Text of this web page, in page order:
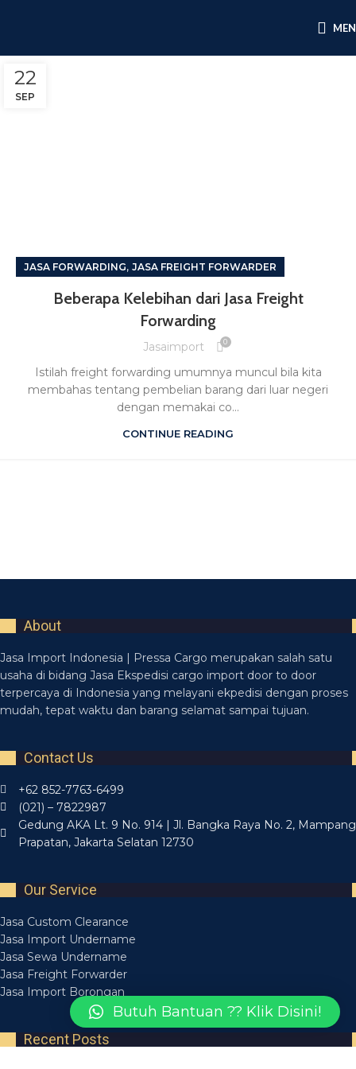
22
SEP
JASA FORWARDING, JASA FREIGHT FORWARDER
Beberapa Kelebihan dari Jasa Freight
Forwarding
Jasaimport 0
Istilah freight forwarding umumnya muncul bila kita
membahas tentang pembelian barang dari luar negeri
dengan memakai co...
CONTINUE READING
About
Jasa Import Indonesia | Pressa Cargo merupakan salah satu
usaha di bidang Jasa Ekspedisi cargo import door to door
terpercaya di Indonesia yang melayani ekpedisi dengan proses
mudah, tepat waktu dan barang selamat sampai tujuan.
Contact Us
+62 852-7763-6499
(021) – 7822987
Gedung AKA Lt. 9 No. 914 | Jl. Bangka Raya No. 2, Mampang
Prapatan, Jakarta Selatan 12730
Our Service
Jasa Custom Clearance
Jasa Import Undername
Jasa Sewa Undername
Jasa Freight Forwarder
Jasa Import Borongan
Recent Posts
Butuh Bantuan ?? Klik Disini!